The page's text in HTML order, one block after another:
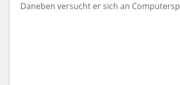
Daneben versucht er sich an